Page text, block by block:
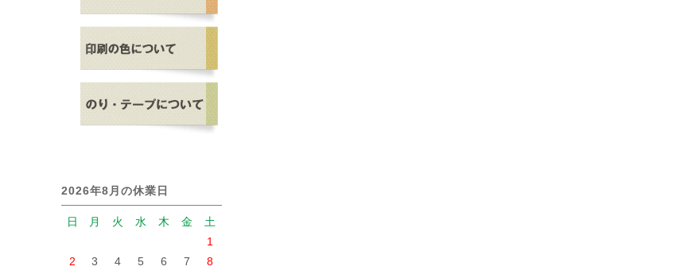
2026年8月の休業日
日 月 火 水 木 金
土
1
2
3 4 5 6 7
8